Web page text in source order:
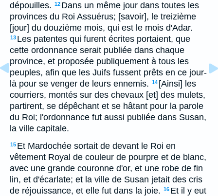
dépouilles. 12 Dans un même jour dans toutes les
provinces du Roi Assuérus; [savoir], le treizième
[jour] du douzième mois, qui est le mois d'Adar.
13 Les patentes qui furent écrites portaient, que
cette ordonnance serait publiée dans chaque
province, et proposée publiquement à tous les
peuples, afin que les Juifs fussent prêts en ce jour-
là pour se venger de leurs ennemis. 14 [Ainsi] les
courriers, montés sur des chevaux [et] des mulets,
partirent, se dépêchant et se hâtant pour la parole
du Roi; l'ordonnance fut aussi publiée dans Susan,
la ville capitale.
15 Et Mardochée sortait de devant le Roi en
vêtement Royal de couleur de pourpre et de blanc,
avec une grande couronne d'or, et une robe de fin
lin, et d'écarlate; et la ville de Susan jetait des cris
de réjouissance, et elle fut dans la joie. 16 Et il y eut